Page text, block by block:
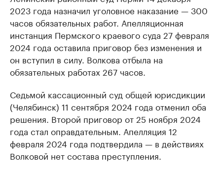
2023 года назначил уголовное наказание — 300
часов обязательных работ. Апелляционная
инстанция Пермского краевого суда 27 февраля
2024 года оставила приговор без изменения и
он вступил в силу. Волкова отбыла на
обязательных работах 267 часов.
Седьмой кассационный суд общей юрисдикции
(Челябинск) 11 сентября 2024 года отменил оба
решения. Второй приговор от 25 ноября 2024
года стал оправдательным. Апелляция 12
февраля 2024 года подтвердила — в действиях
Волковой нет состава преступления.